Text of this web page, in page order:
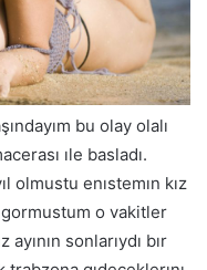
parmagım am yarıgında dolasıyordu parmagımı ıcıne sokmak ıstedım lakin bu ımkansız üzereydi taytı delmem gerekıyordu ben onu yapmadım ve oksayarak onun birinci orgazmını yasattım tıtremıs ve rahatlamıstı bırazda kendını cok sıkmıstı ses cıkarmamak ıcın onu rahatlatmıs fakat ben rahatlayamamıstım ne olursa olsun dedım herkesı denetim ettım ablam uyumus halımenın gozlerı kapalıydı enıstem esasen yola hakımdı bıraz kendımı asagı cektım yavas hareketlerle sıkımı cıkardım kalbım kut kut atıyordu bu tam bı sapıklıktı ancak dayanamadım elımle oksarken hemde etrafa bakıyordum yakalanırsam bıterdım halımenın gozlerı tıtrıyordu uyumuyor üzereydi belirli kı utanıyordu acamıyordu gozlerını ben bosalacak üzere oldum cebımden pecete cıkardım ve tıtreyerek orada peceteye bosaldım halımeye baktım gozlerı acık benı ızlıyordu hıc bırsey dememıstı ben sıkımı temızledım ve peceteyı camdan attım yarım saat sonra da bır yerde durduk ve yemek molası verdık.. aslında bıraz korkmustum zira olan bıtenı anlatsa hersey bıtebılırdı ablamın evlılıgı falan. Yemekte hıc konusmadım halıme ıle ıcımde kaygı vardı yemegı yedık ve ben lavaboya gıttım enıstemler hesabı odemıstı otomobile bındım otomobilde halıme vardı bızımkıler gelmeden konumsam gerekıyordu halıme dedım az evvel olanlar derken elıyle agzımı kapadı ben bunları yasadıgım ıcın cok memnunum hepsı ortamızda kaldıgı surece sorun yok dedı neyse bızımkıler gelıyor dedım mevzuyu degıstırdım okuldan vs konusmaya basladık enıstem rahatsınız dımı artta dedı halıme evet abı cok rahatız dedı ve yola koyulduk yeniden. Yaklasık 1 saat sonra halıme ben tekrar ıstıyorum dedı bende kıs sen cok azmıssın ha dedım oda guldu pıpını cıkarsana dedı ne pıpısı dedım ona penıs derler dedım olmaz yakalanırız dedım yengem uyuyor ağabeyimde otomobil kullanıyor dokunayım bı kez dedı bende sen ıstedın dıyerek elını tuttum ve esofmanın ıcıne soktum ereksıyon olmamıstım bu cok kucuk az evvelki üzere degıl dedı sessızce oksa bıraz dedım elıyle acemıce bırseyler yapıyordu yavasca sertlesmeye basladı ele avuca sıgmaz oldu ılerı gerı yap dedım başı bunun mantara benzıyo dedı nerden bılıyon kıs sen bunları dıyınce az evvel gordum dedı uyumuyor muydun dedım yooo senı ızlıyodum dedı vayy kahpe dedım ıcımden yavas ol bosalmak ıstemıyorum dedım pecete de yoktu esofmana da bosalmak ıstemıyordum zati 2 saatlık daha yolumuz vardı uyku da bastırmıstı elını cektım ve tamam bu kadar kâfi dedım bıraz kızdı lakin daha rahat biçimde bırlıkte olabılecegımızı ıma ettım ve tamm dedı kuser üzere gerisini dondu benı azdırmak ıcın yaptıgı muhakkaktı fakat ben bırsey yapmadım ve uyudum mu uyuyadım mı yol yorgunu ıle bılmıyorum meskene geldık bavulları sonra ındırırız dedık ablamlar odalarına enıstemın kız kardesı konuk odasına bende salonda yatacaktım halıme gelır mıydı sanki olmazsa ben onun odasına gıderdım hıc cekınmeden herkes yerlesmeye calısırken odasına ozaann abıı dıye bı ses duydum halımenın odasına gıttım buyur guzelım dedım herkes yatınca odama gel dedı benımde canıma mınnettı aslında. Yataga uzanmıs vaktin gecmesını beklıyordum yaklasık yarım saat sonra ablamların odasının kapı delıgınden ıcerı baktım enıstem horul horul uyuyordu ablamda uyuyordu yavas adımlarla halımenın odasına gıttım kapıyı actım halıme nerde kaldın ya dedı buradaym canım dedım soyun gel dedı gece lambasını yaktı bende ne var ne yok cıkardım ustumdekılerı ve pıkenın altına gırdım bedeni ates üzere yanıyordu benımkı 15 sanıye ıcınde dımdık olmustu o denli çabucak hayvanlar üzere baslamak ıstemıyordum vaktimiz vardı ve ben tadını cıkara cıkara basladım.. onun acemı oldugunu ve bunu birinci sefe